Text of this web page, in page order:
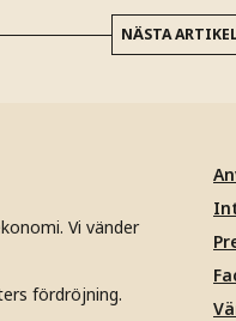
NÄSTA
Vi vänder
fördröjning.